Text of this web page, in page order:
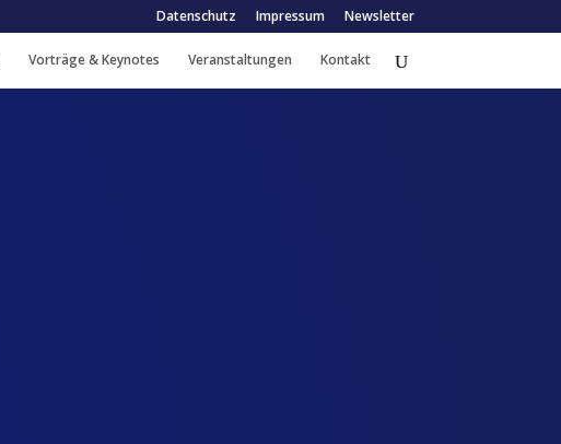
Datenschutz Impressum Newsletter
Vorträge & Keynotes Veranstaltungen Kontakt